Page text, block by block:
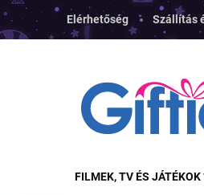
Ugrás
fő
Elérhetőség Szállítás
FILMEK, TV ÉS JÁTÉKOK